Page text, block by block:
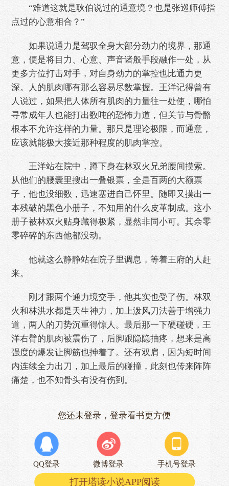
“难道这就是耿伯说过的通意境？也是张巡师傅指
点过的心意相合？”
如果说通力是驾驭全身大部分劲力的境界，那通
意，便是将目力、心意、声音诸般手段融作一处，从
更多方位打击对手，对自身劲力的掌控也比通力更
深。人的肌肉哪有那么容易尽数掌握。王洋记得曾有
人说过，如果把人体所有肌肉的力量往一处使，哪怕
寻常成年人也能打出数吨的恐怖力道，但关节与骨骼
根本不允许这样的力量。那只是理论极限，而通意，
应该就能极大接近那种程度的肌肉掌控。
王洋站在院中，蹲下身在林双火兄弟腰间摸索。
从他们的腰囊里搜出一叠银票，全是百两的大额票
子，他也没细数，迅速塞进自己怀里。随即又摸出一
本残破的黑色小册子，不知用的什么皮革制成。这小
册子被林双火贴身藏得极紧，显然非同小可。其余零
零碎碎的东西他都没动。
他就这么静静站在院子里调息，等着王府的人赶
来。
刚才跟两个通力境交手，他其实也受了伤。林双
火和林洪水都是天生神力，加上泼风刀法善于增强力
道，两人的刀势沉重得惊人。最后那一下硬碰硬，王
洋右臂的肌肉被震伤了，后脚跟隐隐抽疼，想来是高
强度的爆发让脚筋也抻着了。还有双肩，因为短时间
内连续全力出刀，加上最后的碰撞，此刻也传来阵阵
痛楚，也不知骨头有没有伤到。
您还未登录，登录看书更方便
QQ登录 微博登录 手机号登录
打开塔读小说APP阅读